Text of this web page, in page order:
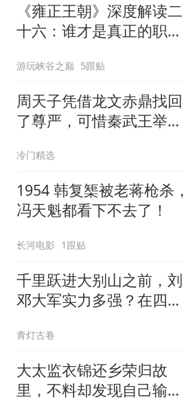
《雍正王朝》深度解读二
十六：谁才是真正的职场
游玩峡谷之巅 5跟贴
周天子凭借龙文赤鼎找回
了尊严，可惜秦武王举鼎
冷门精选
1954 韩复榘被老蒋枪杀，
冯天魁都看下不去了！
长河电影 1跟贴
千里跃进大别山之前，刘
邓大军实力多强？在四大
青灯古卷
大太监衣锦还乡荣归故
里，不料却发现自己输得